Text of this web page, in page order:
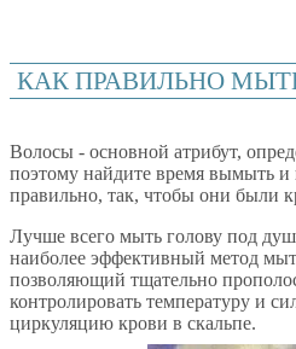
КАК ПРАВИЛЬНО
Волосы - основной атрибут,
поэтому найдите время вымыть
правильно, так, чтобы они были
Лучше всего мыть голову под
наиболее эффективный метод
позволяющий тщательно
контролировать температуру и
циркуляцию крови в скальпе.